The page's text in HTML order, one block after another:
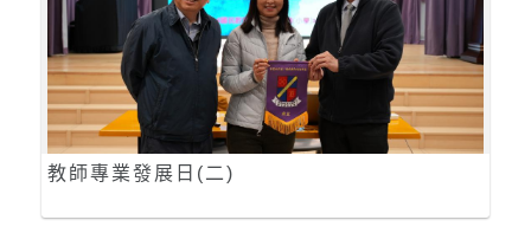
教師專業發展日(二)